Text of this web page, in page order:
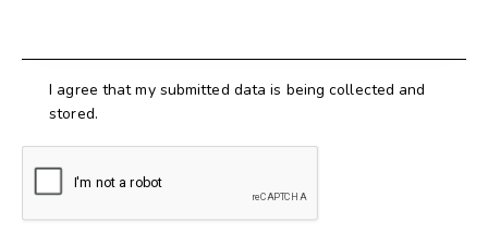
I agree that my submitted data is being collected and
stored.